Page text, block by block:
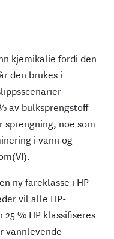
kjemikalie fordi den
den brukes i
av bulksprengstoff
noe som
i vann og
ny fareklasse i HP-
vil alle HP-
% HP klassifiseres
vannlevende